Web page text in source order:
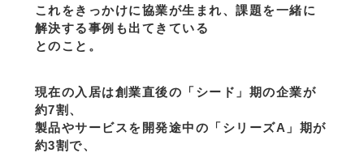
これをきっかけに協業が生まれ、課題を一緒に
解決する事例も出てきている
とのこと。
現在の入居は創業直後の「シード」期の企業が
約7割、
製品やサービスを開発途中の「シリーズA」期が
約3割で、